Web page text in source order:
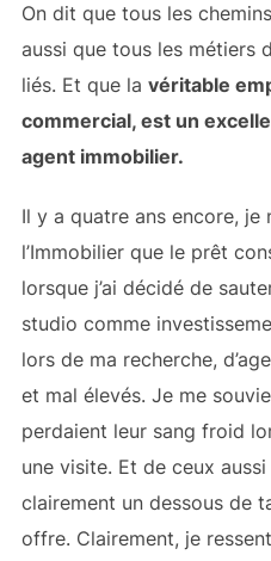
On dit que tous les
aussi que tous les métiers
liés. Et que la véritable
commercial, est un
agent immobilier.
Il y a quatre ans encore, je
l’Immobilier que le prêt
lorsque j’ai décidé de
studio comme
lors de ma recherche,
et mal élevés. Je me
perdaient leur sang froid
une visite. Et de ceux
clairement un dessous de
offre. Clairement, je